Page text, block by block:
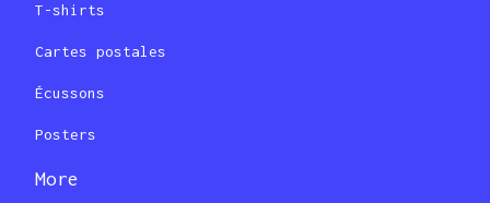
T-shirts
Cartes postales
Écussons
Posters
More